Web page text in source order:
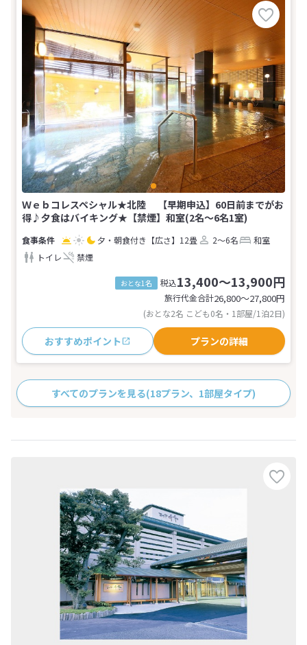
Ｗｅｂコレスペシャル★北陸 【早期申込】60日前までがお
得♪夕食はバイキング★【禁煙】和室(2名～6名1室)
夕・朝食付き 【広さ】12畳 2～6名
和室
トイレ
禁煙
おとな1名 税込13,400～13,900円
旅行代金合計26,800〜27,800円
(おとな2名 こども0名・1部屋/1泊2日)
おすすめポイント プランの詳細
すべてのプランを見る(18プラン、1部屋タイプ)